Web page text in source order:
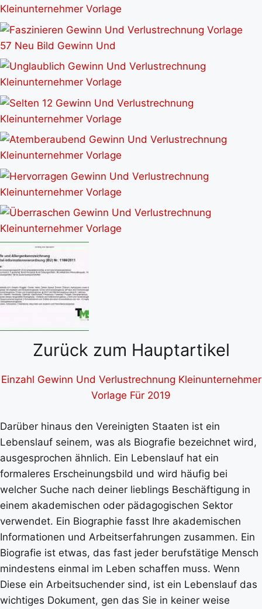
Zurück zum Hauptartikel
Einzahl Gewinn Und Verlustrechnung Kleinunternehmer
Vorlage Für 2019
Darüber hinaus den Vereinigten Staaten ist ein
Lebenslauf seinem, was als Biografie bezeichnet wird,
ausgesprochen ähnlich. Ein Lebenslauf hat ein
formaleres Erscheinungsbild und wird häufig bei
welcher Suche nach deiner lieblings Beschäftigung in
einem akademischen oder pädagogischen Sektor
verwendet. Ein Biographie fasst Ihre akademischen
Informationen und Arbeitserfahrungen zusammen. Ein
Biografie ist etwas, das fast jeder berufstätige Mensch
mindestens einmal im Leben schaffen muss. Wenn
Diese ein Arbeitsuchender sind, ist ein Lebenslauf das
wichtiges Dokument, gen das Sie in keiner weise